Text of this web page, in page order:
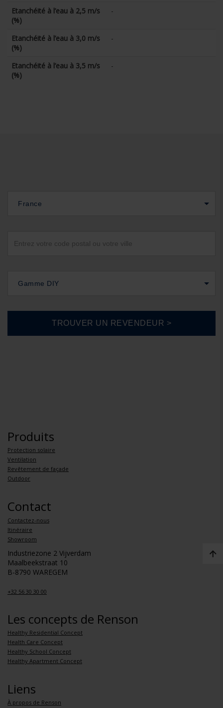
Etanchéité à l’eau à 2,5 m/s
(%)
-
Etanchéité à l’eau à 3,0 m/s
(%)
-
Etanchéité à l’eau à 3,5 m/s
(%)
-
France
Gamme DIY
Produits
Protection solaire
Ventilation
Revêtement de façade
Outdoor
Contact
Contactez-nous
Itinéraire
Showroom
Industriezone 2 Vijverdam
Maalbeekstraat 10
B-8790 WAREGEM
+32 56 30 30 00
Les concepts de Renson
Healthy Residential Concept
Health Care Concept
Healthy School Concept
Healthy Apartment Concept
Liens
À propos de Renson